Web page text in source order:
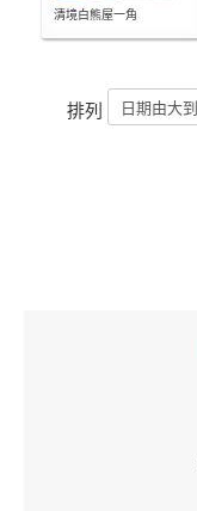
清境白熊屋一角
排列